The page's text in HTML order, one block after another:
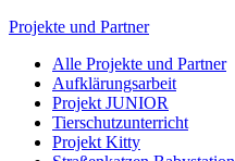
Projekte und Partner
Alle Projekte und Partner
Aufklärungsarbeit
Projekt JUNIOR
Tierschutzunterricht
Projekt Kitty